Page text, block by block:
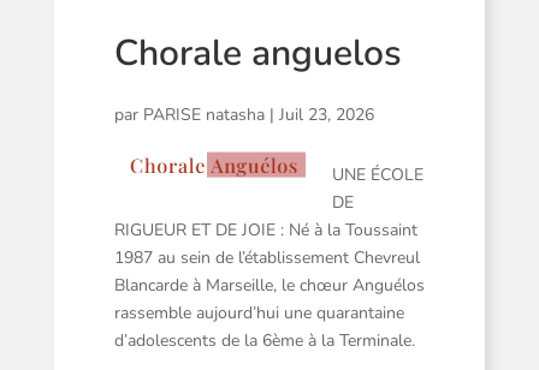
Chorale anguelos
par PARISE natasha| Juil 23, 2026
UNE ÉCOLE
DE
RIGUEUR ET DE JOIE : Né à la Toussaint
1987 au sein de l’établissement Chevreul
Blancarde à Marseille, le chœur Anguélos
rassemble aujourd’hui une quarantaine
d’adolescents de la 6ème à la Terminale.